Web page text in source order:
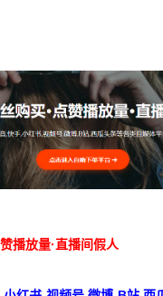
播放量·直播间假人